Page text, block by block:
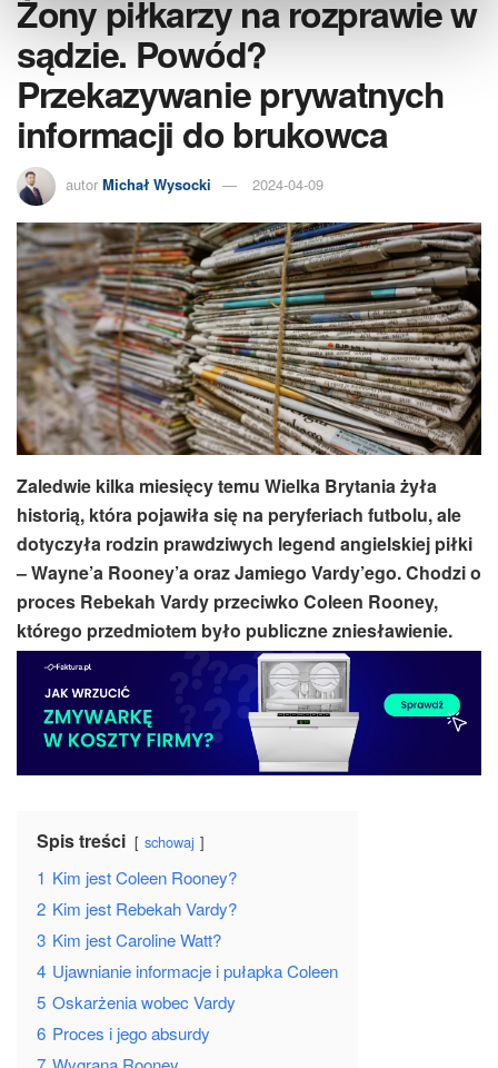
Żony piłkarzy na rozprawie w
sądzie. Powód?
Przekazywanie prywatnych
informacji do brukowca
autor Michał Wysocki 2024-04-09
Zaledwie kilka miesięcy temu Wielka Brytania żyła
historią, która pojawiła się na peryferiach futbolu, ale
dotyczyła rodzin prawdziwych legend angielskiej piłki
– Wayne’a Rooney’a oraz Jamiego Vardy’ego. Chodzi o
proces Rebekah Vardy przeciwko Coleen Rooney,
którego przedmiotem było publiczne zniesławienie.
Spis treści schowaj
1 Kim jest Coleen Rooney?
2 Kim jest Rebekah Vardy?
3 Kim jest Caroline Watt?
4 Ujawnianie informacje i pułapka Coleen
5 Oskarżenia wobec Vardy
6 Proces i jego absurdy